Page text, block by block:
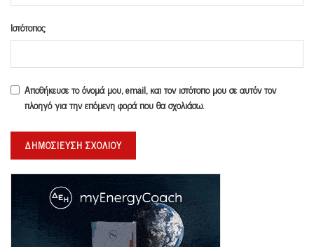
Ιστότοπος
Αποθήκευσε το όνομά μου, email, και τον ιστότοπο μου σε αυτόν τον
πλοηγό για την επόμενη φορά που θα σχολιάσω.